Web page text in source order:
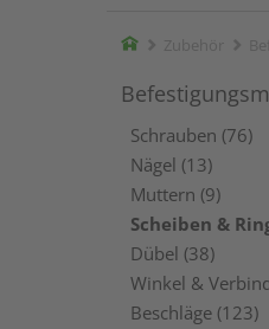
Home
Schrauben (76)
Nägel (13)
Muttern (9)
Scheiben &
Dübel (38)
Winkel &
Beschläge (123)